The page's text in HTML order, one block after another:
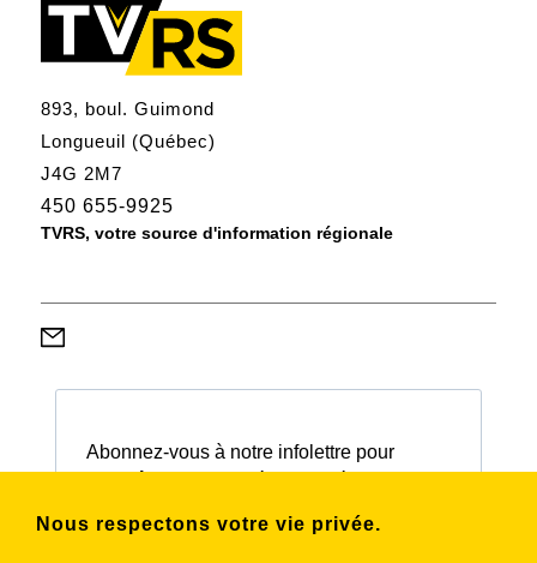
Nous respectons votre vie privée.
893, boul. Guimond
Longueuil (Québec)
J4G 2M7
450 655-9925
TVRS, votre source d'information régionale
Abonnez-vous à notre infolettre pour